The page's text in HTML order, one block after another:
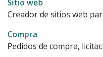
Sitio web
Creador de sitios web
Compra
Pedidos de compra,